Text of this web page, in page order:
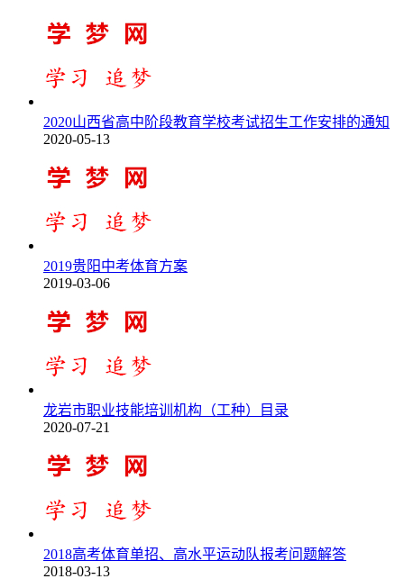
2020山西省高中阶段教育学校考试招生工作安排的通知
2020-05-13
2019贵阳中考体育方案
2019-03-06
龙岩市职业技能培训机构（工种）目录
2020-07-21
2018高考体育单招、高水平运动队报考问题解答
2018-03-13